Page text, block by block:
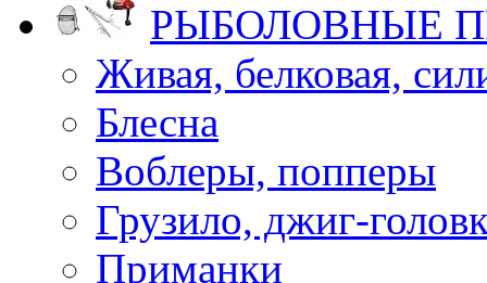
РЫБОЛОВНЫЕ
Живая, белковая,
Блесна
Воблеры, попперы
Грузило, джиг-
Приманки